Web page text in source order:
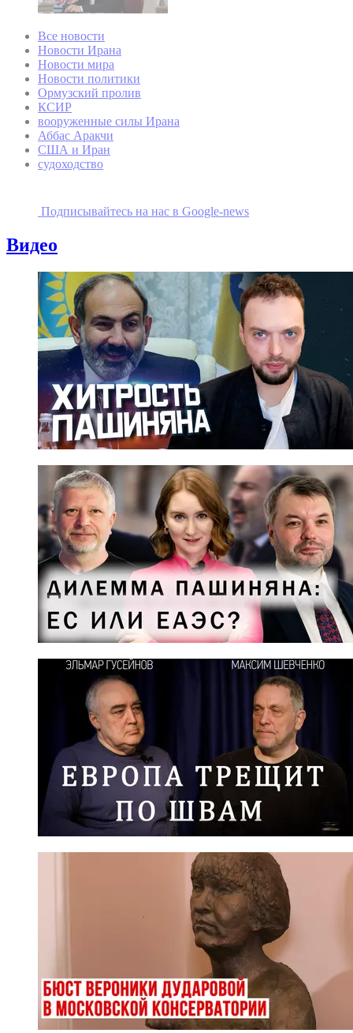
Все новости
Новости Ирана
Новости мира
Новости политики
Ормузский пролив
КСИР
вооруженные силы Ирана
Аббас Аракчи
США и Иран
судоходство
Подписывайтесь на наc в Google-news
Видео